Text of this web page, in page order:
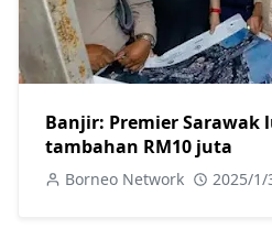
Banjir: Premier Sarawak
tambahan RM10 juta
Borneo Network 2025/1/